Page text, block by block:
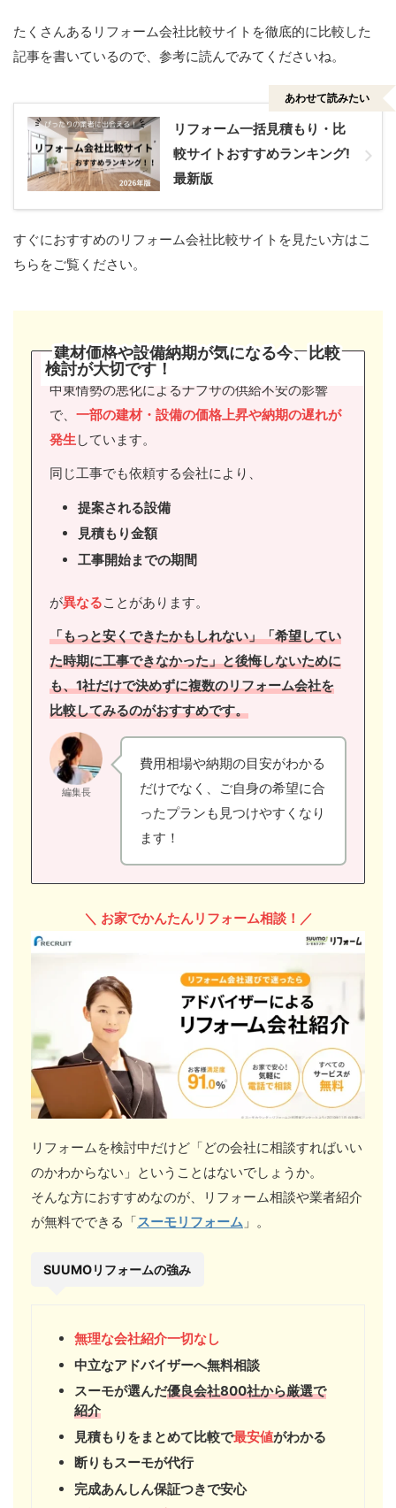
たくさんあるリフォーム会社比較サイトを徹底的に比較した
記事を書いているので、参考に読んでみてくださいね。
リフォーム一括見積もり・比
較サイトおすすめランキング!
最新版
あわせて読みたい
すぐにおすすめのリフォーム会社比較サイトを見たい方はこ
ちらをご覧ください。
建材価格や設備納期が気になる今、比較
検討が大切です ！
中東情勢の悪化によるナフサの供給不安の影響
で、 一部の建材・設備の価格上昇や納期の遅れが
発生 しています。
同じ工事でも依頼する会社により、
提案される設備
見積もり金額
工事開始までの期間
が異なることがあります。
「もっと安くできたかもしれない」「希望してい
た時期に工事できなかった」と後悔しないために
も、1社だけで決めずに複数のリフォーム会社を
比較してみるのがおすすめです。
編集長
費用相場や納期の目安がわかる
だけでなく、ご自身の希望に合
ったプランも見つけやすくなり
ます！
＼ お家でかんたんリフォーム相談！／
リフォームを検討中だけど「どの会社に相談すればいい
のかわからない」ということはないでしょうか。
そんな方におすすめなのが、リフォーム相談や業者紹介
が無料でできる「スーモリフォーム 」。
SUUMOリフォームの強み
無理な会社紹介一切なし
中立なアドバイザーへ無料相談
スーモが選んだ優良会社800社から厳選で
紹介
見積もりをまとめて比較で最安値がわかる
断りもスーモが代行
完成あんしん保証つきで安心